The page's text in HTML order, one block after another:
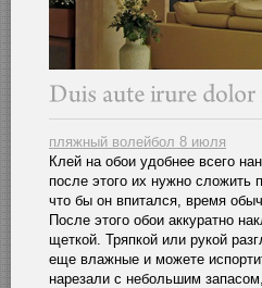
пляжный волейбол 8 июля
Клей на обои удобнее всего
после этого их нужно сложить
что бы он впитался, время
После этого обои аккуратно
щеткой. Тряпкой или рукой
еще влажные и можете
нарезали с небольшим